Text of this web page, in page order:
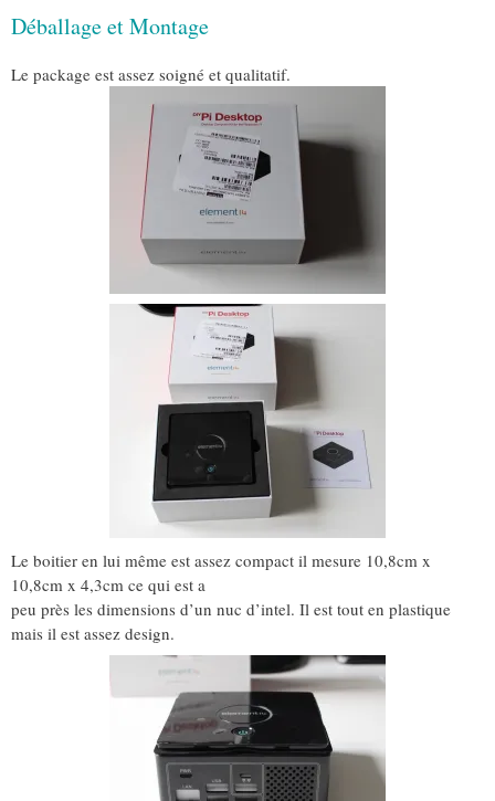
Déballage et Montage
Le package est assez soigné et qualitatif.
Le boitier en lui même est assez compact il mesure 10,8cm x
10,8cm x 4,3cm ce qui est a
peu près les dimensions d’un nuc d’intel. Il est tout en plastique
mais il est assez design.